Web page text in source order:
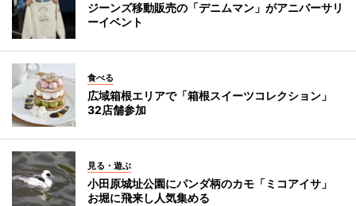
ジーンズ移動販売の「デニムマン」がアニバーサリ
ーイベント
食べる
広域箱根エリアで「箱根スイーツコレクション」
32店舗参加
見る・遊ぶ
小田原城址公園にパンダ柄のカモ「ミコアイサ」
お堀に飛来し人気集める